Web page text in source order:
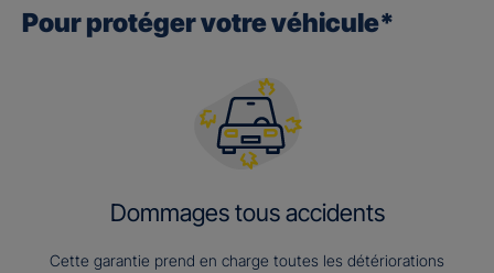
Pour protéger votre véhicule*
Dommages tous accidents
Cette garantie prend en charge toutes les détériorations